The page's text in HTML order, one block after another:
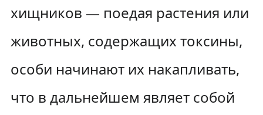
хищников — поедая растения или
животных, содержащих токсины,
особи начинают их накапливать,
что в дальнейшем являет собой